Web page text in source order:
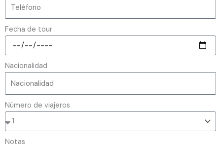
Fecha de tour
Nacionalidad
Número de viajeros
Notas